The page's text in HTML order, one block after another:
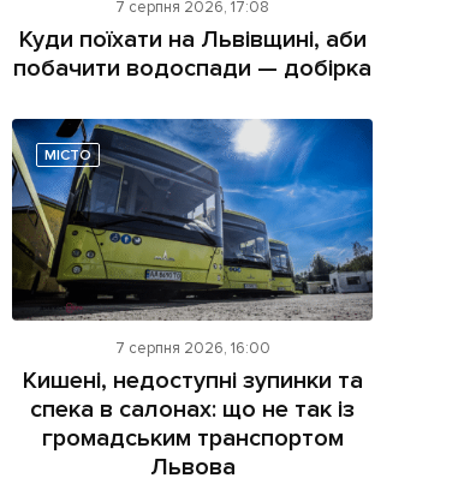
7 серпня 2026, 17:08
Куди поїхати на Львівщині, аби
побачити водоспади — добірка
МІСТО
7 серпня 2026, 16:00
Кишені, недоступні зупинки та
спека в салонах: що не так із
громадським транспортом
Львова